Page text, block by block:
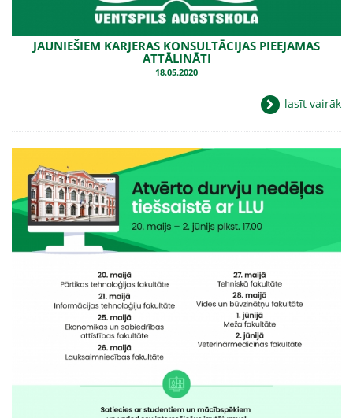
JAUNIEŠIEM KARJERAS KONSULTĀCIJAS PIEEJAMAS
ATTĀLINĀTI
18.05.2020
lasīt vairāk